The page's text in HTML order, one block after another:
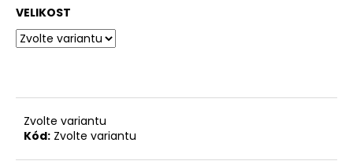
VELIKOST
Zvolte variantu
Kód: Zvolte variantu